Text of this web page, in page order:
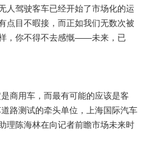
人驾驶客车已经开始了市场化的运
点目不暇接，而正如我们无数次被
，你不得不去感慨——未来，已
用车，而最有可能的应该是客
路测试的牵头单位，上海国际汽车
理陈海林在向记者前瞻市场未来时